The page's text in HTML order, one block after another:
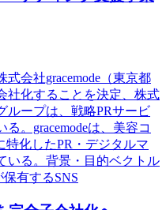
会社gracemode（東京都
社化することを決定、株式
ループは、戦略PRサービ
。gracemodeは、美容コ
特化したPR・デジタルマ
いる。背景・目的ベクトル
有するSNS